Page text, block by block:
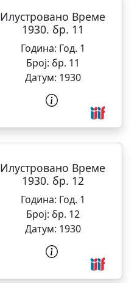
Илустровано Време
1930. бр. 11
Година: Год. 1
Број: бр. 11
Датум: 1930
Илустровано Време
1930. бр. 12
Година: Год. 1
Број: бр. 12
Датум: 1930